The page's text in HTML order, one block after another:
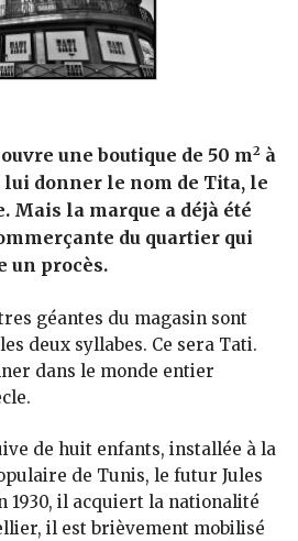
une boutique de 50 m2 à
donner le nom de Tita, le
Mais la marque a déjà été
du quartier qui
un procès.
géantes du magasin sont
deux syllabes. Ce sera Tati.
dans le monde entier
de huit enfants, installée à la
de Tunis, le futur Jules
1930, il acquiert la nationalité
il est brièvement mobilisé